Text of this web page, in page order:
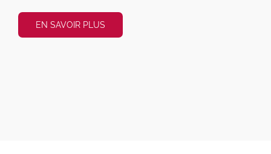
EN SAVOIR PLUS